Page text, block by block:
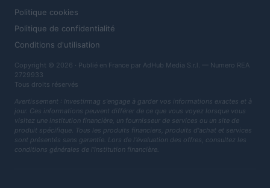
Politique cookies
Politique de confidentialité
Conditions d'utilisation
Copyright © 2026 · Publié en France par AdHub Media S.r.l. — Numero REA
2729933
Tous droits réservés
Avertissement : Investirmag s'engage à garder vos informations exactes et à
jour. Ces informations peuvent différer de ce que vous voyez lorsque vous
visitez une institution financière, un fournisseur de services ou un site de
produit spécifique. Tous les produits financiers, produits d'achat et services
sont présentés sans garantie. Lors de l'évaluation des offres, consultez les
conditions générales de l'institution financière.